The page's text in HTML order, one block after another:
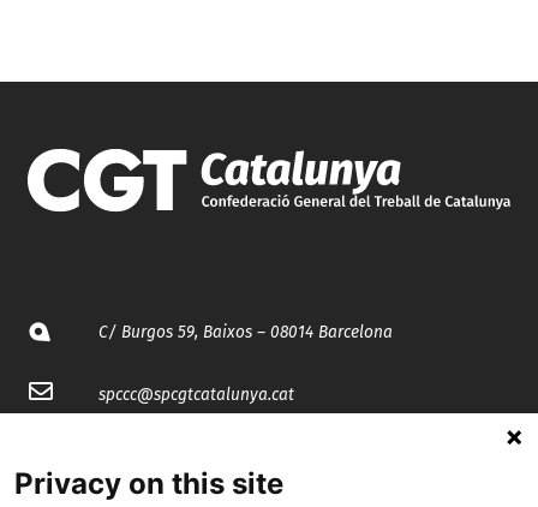
C/ Burgos 59, Baixos – 08014 Barcelona
spccc@spcgtcatalunya.cat
Privacy on this site